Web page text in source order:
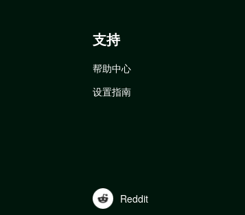
支持
帮助中心
设置指南
Reddit